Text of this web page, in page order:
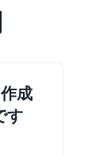
成
す